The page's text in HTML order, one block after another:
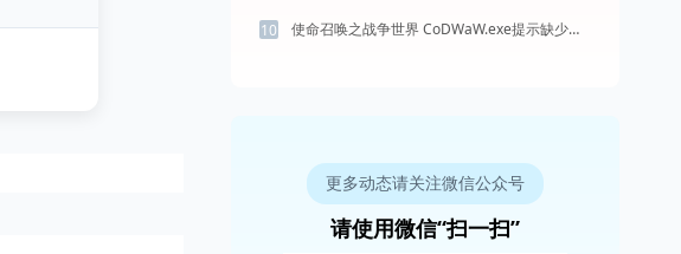
10 使命召唤之战争世界 CoDWaW.exe提示缺少d3dx9_37.dll文件的解决办法
更多动态请关注微信公众号
请使用微信“扫一扫”